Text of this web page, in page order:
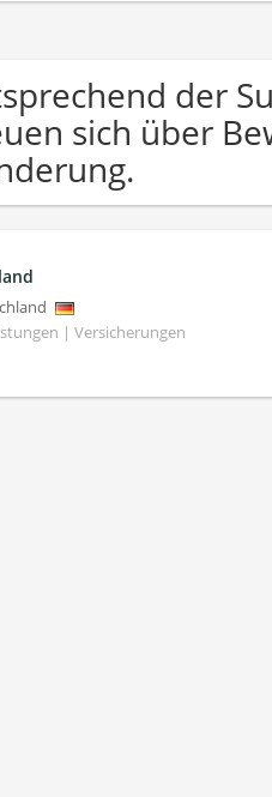
der
sich über
| Versicherungen